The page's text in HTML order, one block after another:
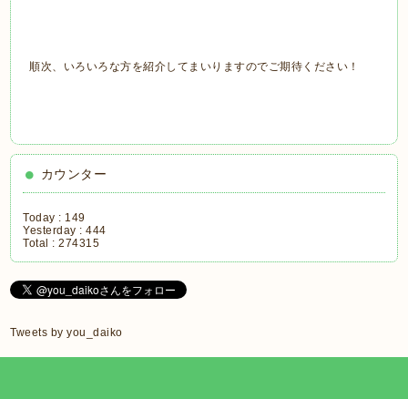
順次、いろいろな方を紹介してまいりますのでご期待ください！
カウンター
Today : 149
Yesterday :444
Total :274315
Tweets by you_daiko